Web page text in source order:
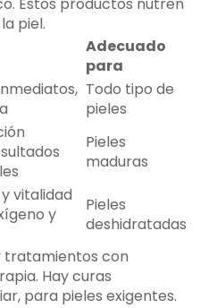
Estos productos nutren
piel.
Adecuado
para
Todo tipo de
pieles
Pieles
maduras
vitalidad
y
Pieles
deshidratadas
tratamientos con
Hay curas
para pieles exigentes.